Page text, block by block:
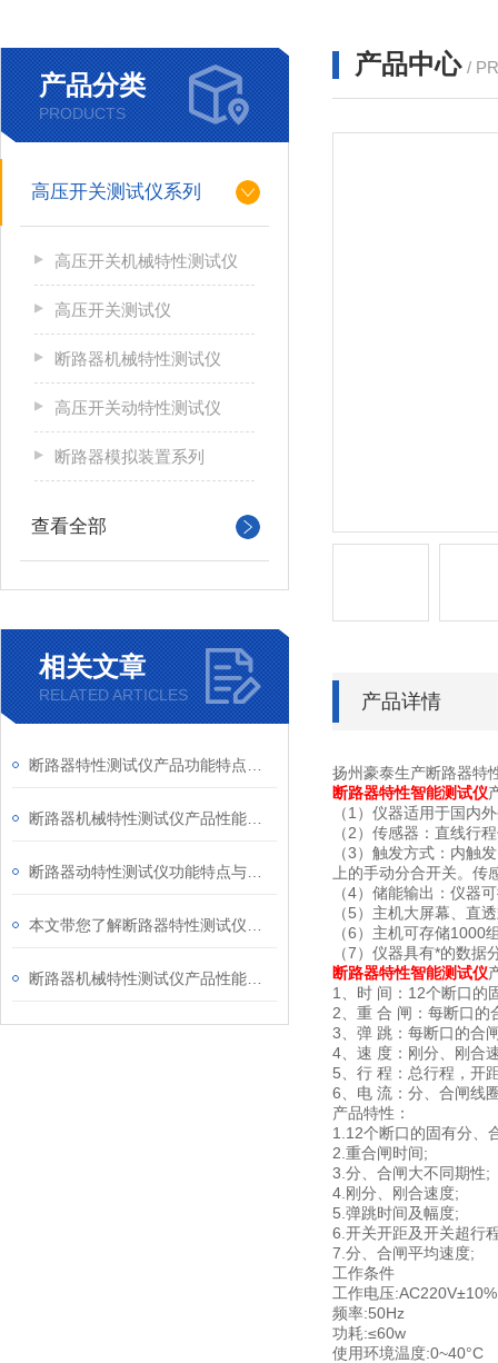
产品分类
PRODUCTS
高压开关测试仪系列
高压开关机械特性测试仪
高压开关测试仪
断路器机械特性测试仪
高压开关动特性测试仪
断路器模拟装置系列
查看全部
相关文章
RELATED ARTICLES
产品中心 /
产品详情
扬州豪泰生产断路器特
断路器特性智能测试仪
（1）仪器适用于国内
（2）传感器：直线行
（3）触发方式：内触
上的手动分合开关。
（4）储能输出：仪器
（5）主机大屏幕、直
（6）主机可存储
（7）仪器具有*的数
断路器特性智能测试仪
1、时 间：12个断口的
2、重 合 闸：每断口的
3、弹 跳：每断口的合
4、速 度：刚分、刚合
5、行 程：总行程，开
6、电 流：分、合闸线
产品特性：
1.12个断口的固有分、
2.重合闸时间;
3.分、合闸大不同期性;
4.刚分、刚合速度;
5.弹跳时间及幅度;
6.开关开距及开关超行
7.分、合闸平均速度;
工作条件
工作电压:AC220V±10%
频率:50Hz
功耗:≤60w
使用环境温度:0~40°C